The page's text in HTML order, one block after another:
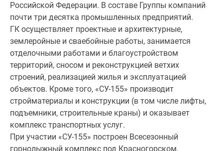
Российской Федерации. В составе Группы компаний
почти три десятка промышленных предприятий.
ГК осуществляет проектные и архитектурные,
землеройные и сваебойные работы, занимается
отделочными работами и благоустройством
территорий, сносом и реконструкцией ветхих
строений, реализацией жилья и эксплуатацией
объектов. Кроме того, «СУ-155» производит
стройматериалы и конструкции (в том числе лифты,
подъемники, строительные краны) и оказывает
комплекс транспортных услуг.
При участии «СУ-155» построен Всесезонный
горнолыжный комплекс под Красногорском,